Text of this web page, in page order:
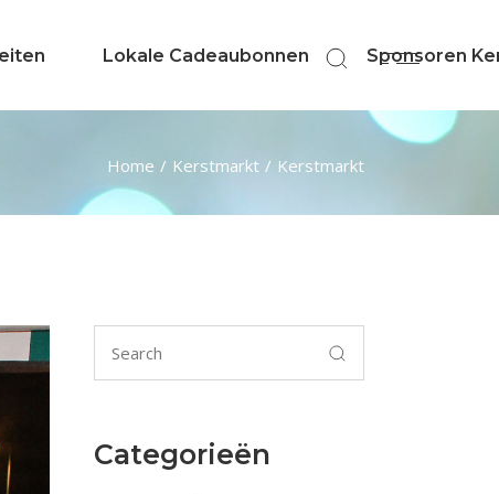
Lokale Cadeaubonnen Sponsoren
Home Kerstmarkt Kerstmarkt
Search
for:
Categorieën